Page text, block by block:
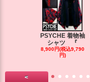
PSYCHE 着物袖
シャツ 『
8,900円(税込9,790
円)
<